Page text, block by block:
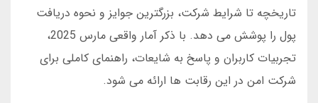
تاریخچه تا شرایط شرکت، بزرگترین جوایز و نحوه دریافت
پول را پوشش می دهد. با ذکر آمار واقعی مارس 2025،
تجربیات کاربران و پاسخ به شایعات، راهنمای کاملی برای
شرکت امن در این رقابت ها ارائه می شود.